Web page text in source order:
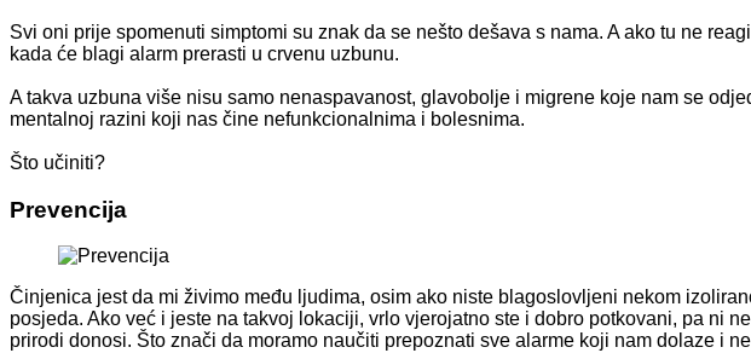
Svi oni prije spomenuti simptomi su znak da se nešto dešava s nama. A ako tu ne
kada će blagi alarm prerasti u crvenu uzbunu.
A takva uzbuna više nisu samo nenaspavanost, glavobolje i migrene koje nam se
mentalnoj razini koji nas čine nefunkcionalnima i bolesnima.
Što učiniti?
Prevencija
Činjenica jest da mi živimo među ljudima, osim ako niste blagoslovljeni nekom
posjeda. Ako već i jeste na takvoj lokaciji, vrlo vjerojatno ste i dobro potkovani, pa ni
prirodi donosi. Što znači da moramo naučiti prepoznati sve alarme koji nam dolaze i